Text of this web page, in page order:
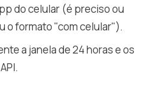
do celular (é preciso ou
o formato "com celular").
a janela de 24 horas e os